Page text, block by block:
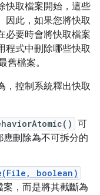
快取檔案開始，這些
因此，如果您將快取
必要時會將快取檔案
程式中刪除哪些快取
舊檔案。
，控制系統釋出快取
可
刪除為不可拆分的
boolean)
，而是將其截斷為